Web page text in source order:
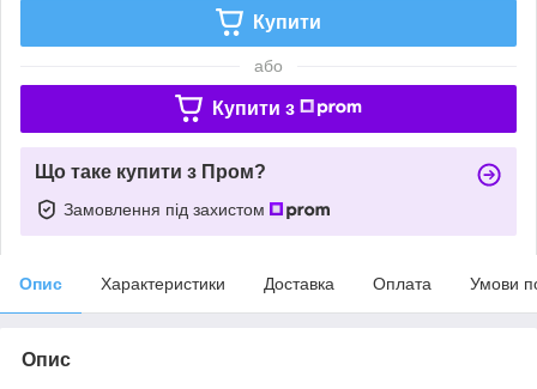
Купити
або
Купити з
Що таке купити з Пром?
Замовлення під захистом
Опис Характеристики Доставка Оплата Умови
Опис